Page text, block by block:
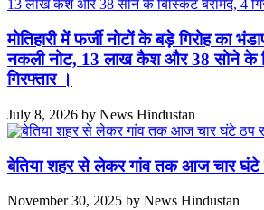
मोतिहारी में फर्जी नोटों के बड़े गिरोह का
नकली नोट, 13 लाख कैश और 38 सोने के
गिरफ्तार ।
July 8, 2026 by News Hindustan
बेतिया शहर से लेकर गांव तक आज चार घंटे
November 30, 2025 by News Hindustan